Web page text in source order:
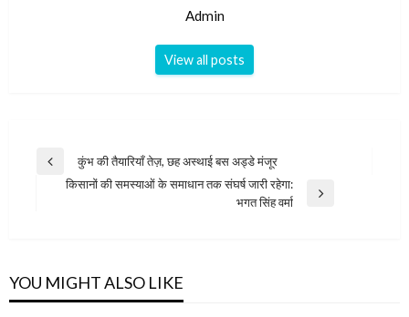
Admin
View all posts
Post
navigation
Previous
कुंभ की तैयारियाँ तेज़, छह अस्थाई बस अड्डे मंजूर
किसानों की समस्याओं के समाधान तक संघर्ष जारी रहेगा:
भगत सिंह वर्मा
YOU MIGHT ALSO LIKE